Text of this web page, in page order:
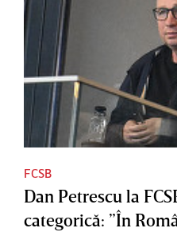
FCSB
Dan Petrescu la
categorică: ”În